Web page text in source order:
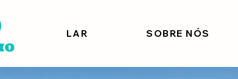
LAR SOBRE NÓS